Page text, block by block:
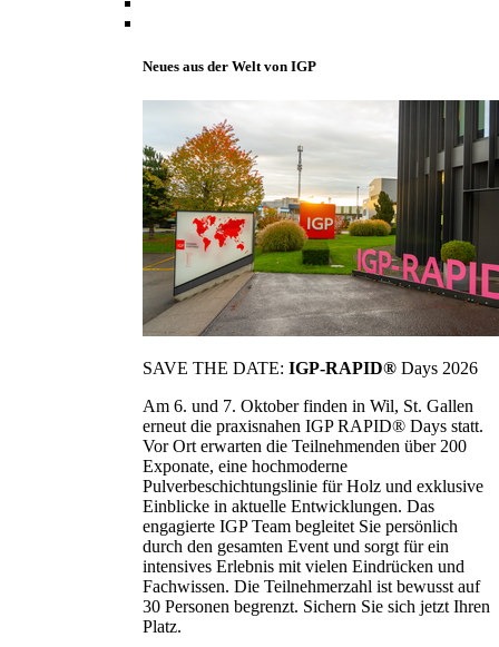
Neues aus der Welt von IGP
SAVE THE DATE: IGP-RAPID® Days 2026
Am 6. und 7. Oktober finden in Wil, St. Gallen
erneut die praxisnahen IGP RAPID® Days statt.
Vor Ort erwarten die Teilnehmenden über 200
Exponate, eine hochmoderne
Pulverbeschichtungslinie für Holz und exklusive
Einblicke in aktuelle Entwicklungen. Das
engagierte IGP Team begleitet Sie persönlich
durch den gesamten Event und sorgt für ein
intensives Erlebnis mit vielen Eindrücken und
Fachwissen. Die Teilnehmerzahl ist bewusst auf
30 Personen begrenzt. Sichern Sie sich jetzt Ihren
Platz.